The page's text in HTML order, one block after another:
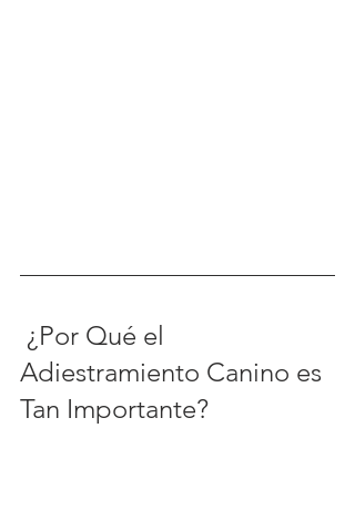
¿Por Qué el
Adiestramiento Canino es
Tan Importante?